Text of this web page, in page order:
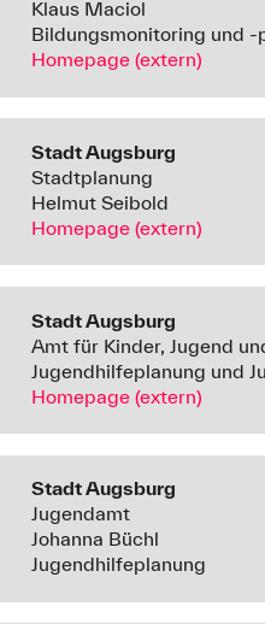
Klaus Maciol
Bildungsmonitoring und -
Homepage (extern)
Stadt Augsburg
Stadtplanung
Helmut Seibold
Homepage (extern)
Stadt Augsburg
Amt für Kinder, Jugend
Jugendhilfeplanung und
Homepage (extern)
Stadt Augsburg
Jugendamt
Johanna Büchl
Jugendhilfeplanung